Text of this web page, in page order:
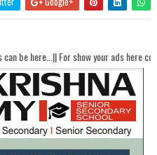
show your ads here contact